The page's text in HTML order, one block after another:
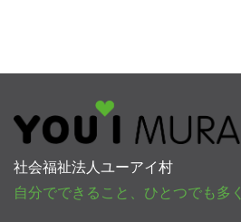
社会福祉法人ユーアイ村
自分でできること、ひとつでも多く